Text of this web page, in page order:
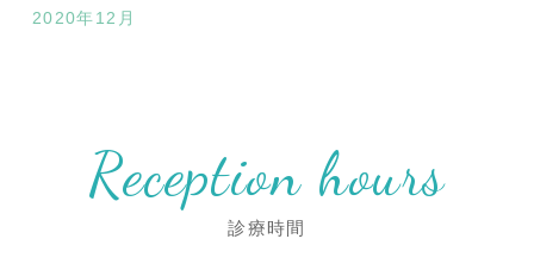
2020年12月
診療時間
Reception hours